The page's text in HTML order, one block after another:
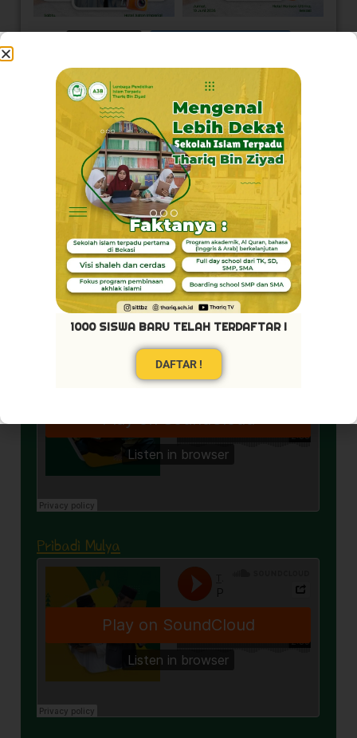
Pribadi Mulya
1000 SISWA BARU TELAH TERDAFTAR !
DAFTAR !